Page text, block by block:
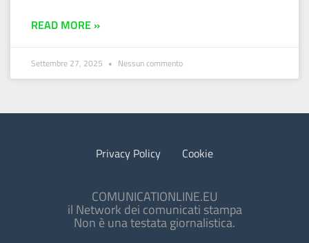
READ MORE »
Settembre 27, 2025 Nessun commento
Privacy Policy Cookie
COMUNICATIONLINE.EU
il Network dei comunicati stampa
Non è una testata giornalistica.